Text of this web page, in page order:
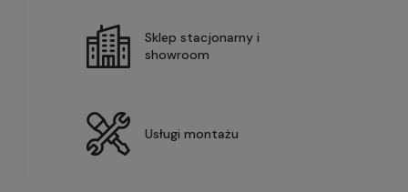
Sklep stacjonarny i
showroom
Usługi montażu